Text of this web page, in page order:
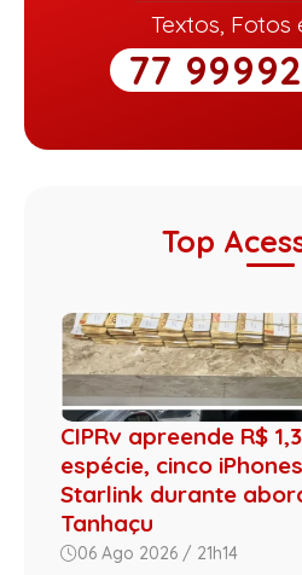
Textos, Fotos
77
Top
CIPRv apreende R$
espécie, cinco
Starlink durante
Tanhaçu
06 Ago 2026 / 21h14